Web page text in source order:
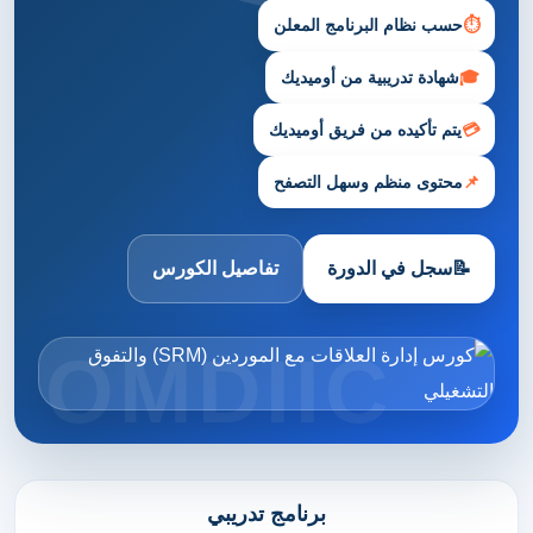
⏱حسب نظام البرنامج المعلن
🎓شهادة تدريبية من أوميديك
💳يتم تأكيده من فريق أوميديك
📌محتوى منظم وسهل التصفح
📝سجل في الدورة تفاصيل الكورس
برنامج تدريبي